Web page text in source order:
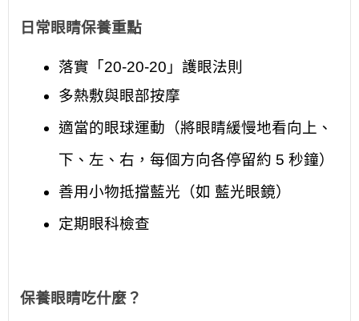
日常眼睛保養重點
落實「20-20-20」護眼法則
多熱敷與眼部按摩
適當的眼球運動（將眼睛緩慢地看向上、
下、左、右，每個方向各停留約 5 秒鐘）
善用小物抵擋藍光（如 藍光眼鏡）
定期眼科檢查
保養眼睛吃什麼？